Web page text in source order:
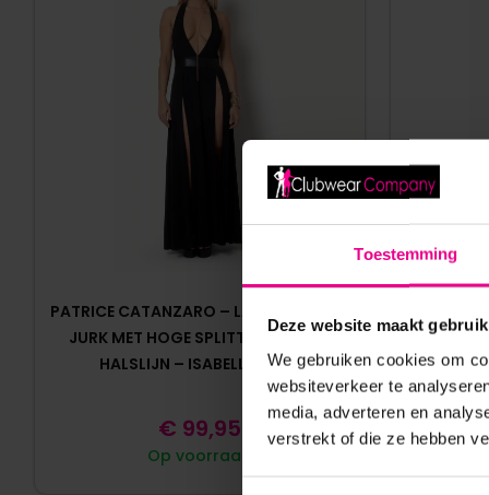
Toestemming
Deze website maakt
We gebruiken cookies om
websiteverkeer te
media, adverteren en
verstrekt of die ze hebben
PATRICE CATANZARO – LANGE ZWARTE
JURK MET HOGE SPLITTEN EN DIEPE
HALSLIJN – ISABELLA ROBE
Op voorraad
€ 99,95